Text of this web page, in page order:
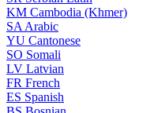
KM Cambodia (Khmer)
SA Arabic
YU Cantonese
SO Somali
LV Latvian
FR French
ES Spanish